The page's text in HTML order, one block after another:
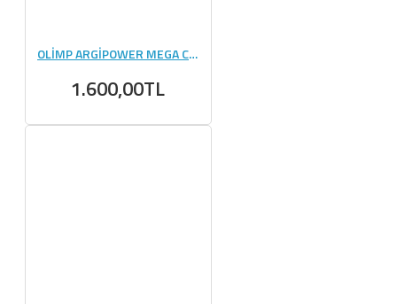
OLİMP ARGİPOWER MEGA CAPS - 120 KAPSÜL
1.600,00TL